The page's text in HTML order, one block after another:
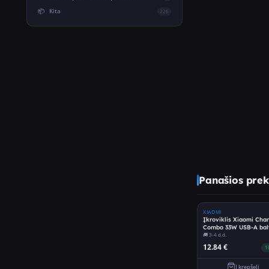
📦 Kita 226
Panašios
XIAOMI
Įkroviklis Xiaomi
Combo 33W USB-A
BHR4996EU
🚚3-4 d.d.
12.84€
Į krepšelį